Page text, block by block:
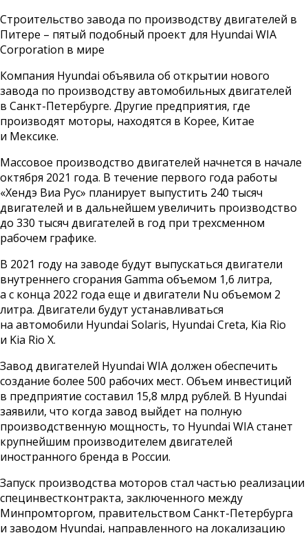
Строительство завода по производству двигателей в
Питере – пятый подобный проект для Hyundai WIA
Corporation в мире
Компания Hyundai объявила об открытии нового
завода по производству автомобильных двигателей
в Санкт-Петербурге. Другие предприятия, где
производят моторы, находятся в Корее, Китае
и Мексике.
Массовое производство двигателей начнется в начале
октября 2021 года. В течение первого года работы
«Хендэ Виа Рус» планирует выпустить 240 тысяч
двигателей и в дальнейшем увеличить производство
до 330 тысяч двигателей в год при трехсменном
рабочем графике.
В 2021 году на заводе будут выпускаться двигатели
внутреннего сгорания Gamma объемом 1,6 литра,
а с конца 2022 года еще и двигатели Nu объемом 2
литра. Двигатели будут устанавливаться
на автомобили Hyundai Solaris, Hyundai Creta, Kia Rio
и Kia Rio X.
Завод двигателей Hyundai WIA должен обеспечить
создание более 500 рабочих мест. Объем инвестиций
в предприятие составил 15,8 млрд рублей. В Hyundai
заявили, что когда завод выйдет на полную
производственную мощность, то Hyundai WIA станет
крупнейшим производителем двигателей
иностранного бренда в России.
Запуск производства моторов стал частью реализации
специнвестконтракта, заключенного между
Минпромторгом, правительством Санкт-Петербурга
и заводом Hyundai, направленного на локализацию